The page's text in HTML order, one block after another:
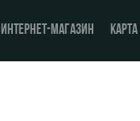
ИНТЕРНЕТ-МАГАЗИН